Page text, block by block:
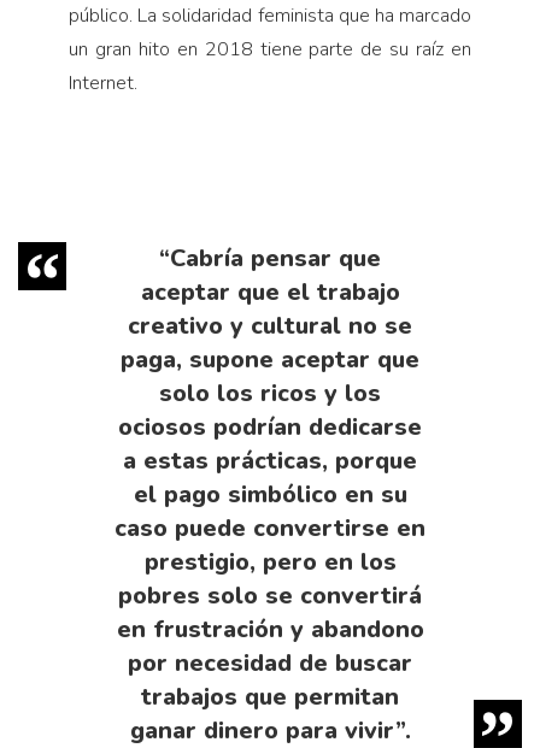
público. La solidaridad feminista que ha marcado
un gran hito en 2018 tiene parte de su raíz en
Internet.
“Cabría pensar que
aceptar que el trabajo
creativo y cultural no se
paga, supone aceptar que
solo los ricos y los
ociosos podrían dedicarse
a estas prácticas, porque
el pago simbólico en su
caso puede convertirse en
prestigio, pero en los
pobres solo se convertirá
en frustración y abandono
por necesidad de buscar
trabajos que permitan
ganar dinero para vivir”.